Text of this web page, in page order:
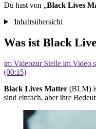
Du hast von „Black Lives
Inhaltsübersicht
Was ist Black
im Videozur Stelle im Video
(00:15)
Black Lives Matter (BLM)
sind einfach, aber ihre